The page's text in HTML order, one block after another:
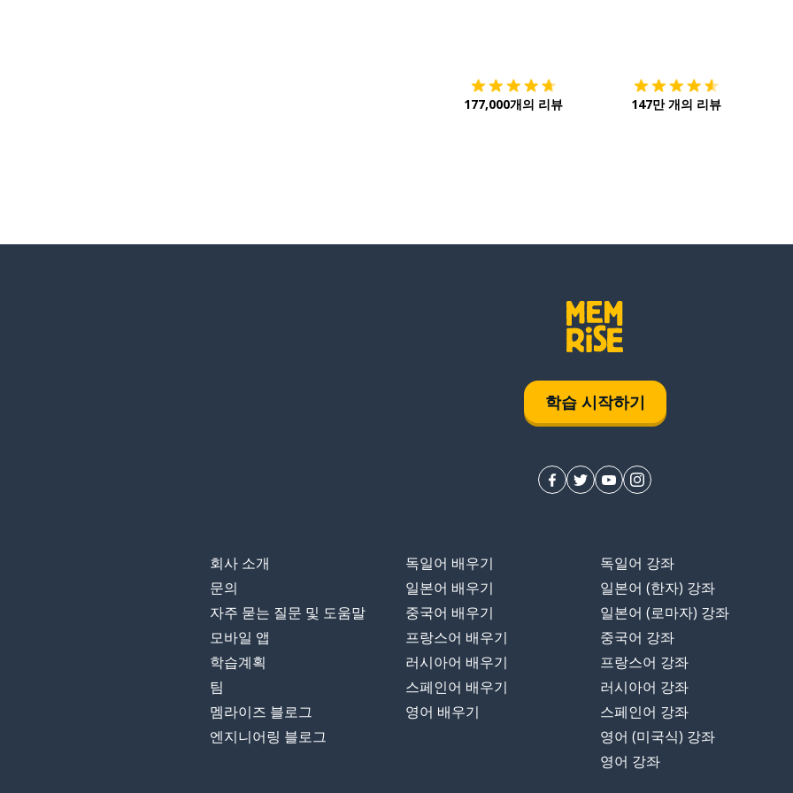
177,000개의 리뷰 147만 개의 리뷰
학습 시작하기
회사 소개
문의
자주 묻는 질문 및 도움말
모바일 앱
학습계획
팀
멤라이즈 블로그
엔지니어링 블로그
독일어 배우기
일본어 배우기
중국어 배우기
프랑스어 배우기
러시아어 배우기
스페인어 배우기
영어 배우기
독일어 강좌
일본어 (한자) 강좌
일본어 (로마자) 강좌
중국어 강좌
프랑스어 강좌
러시아어 강좌
스페인어 강좌
영어 (미국식) 강좌
영어 강좌